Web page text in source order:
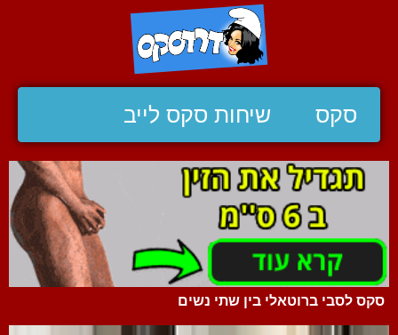
סקס שיחות סקס לייב
סקס לסבי ברוטאלי בין שתי נשים